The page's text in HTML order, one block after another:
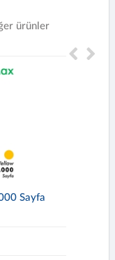
ürünler
Sayfa